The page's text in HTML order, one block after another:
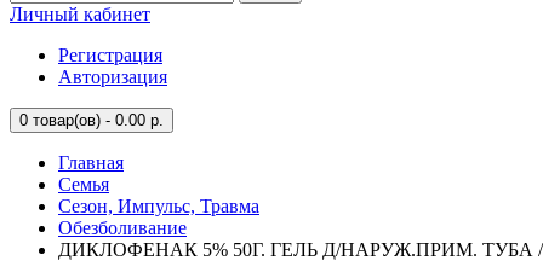
Личный кабинет
Регистрация
Авторизация
0 товар(ов) - 0.00 р.
Главная
Семья
Сезон, Импульс, Травма
Обезболивание
ДИКЛОФЕНАК 5% 50Г. ГЕЛЬ Д/НАРУЖ.ПРИМ. ТУБА